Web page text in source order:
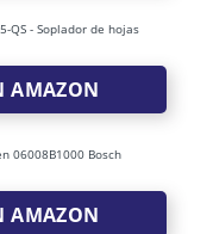
QS - Soplador de hojas
AMAZON
06008B1000 Bosch
AMAZON